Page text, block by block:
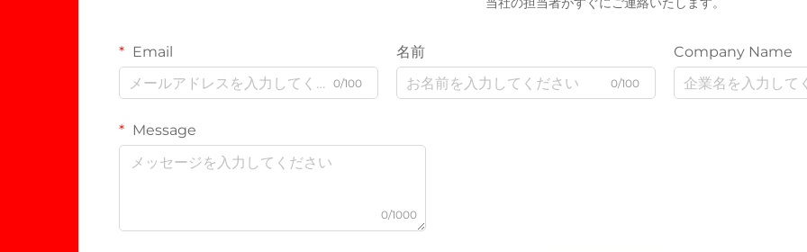
Email
0/100
名前
0/100
Company Name
Message
0/1000